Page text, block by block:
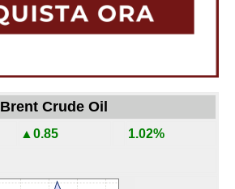
Brent Crude Oil
▲0.85 1.02%